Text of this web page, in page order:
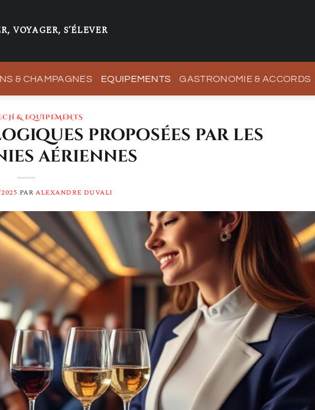
VOYAGER, S’ÉLEVER
& CHAMPAGNES EQUIPEMENTS GASTRONOMIE & ACCORDS
& EQUIPEMENTS
proposées par les
aériennes
PARALEXANDRE DUVALI